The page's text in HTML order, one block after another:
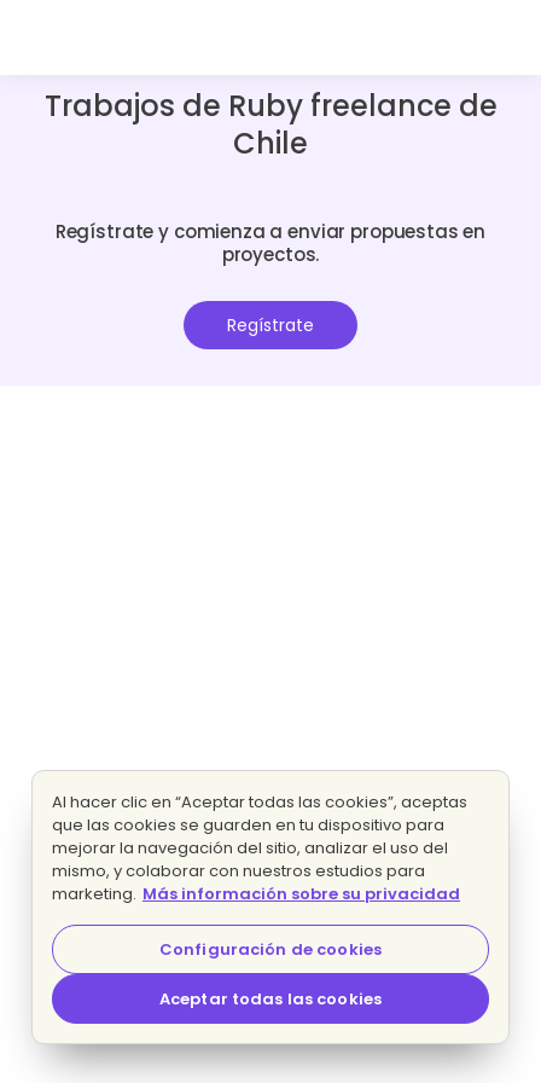
Trabajos de Ruby freelance de
Chile
Regístrate y comienza a enviar propuestas en
proyectos.
Regístrate
Al hacer clic en “Aceptar todas las cookies”, aceptas
que las cookies se guarden en tu dispositivo para
mejorar la navegación del sitio, analizar el uso del
mismo, y colaborar con nuestros estudios para
marketing. Más información sobre su privacidad
Configuración de cookies
Aceptar todas las cookies